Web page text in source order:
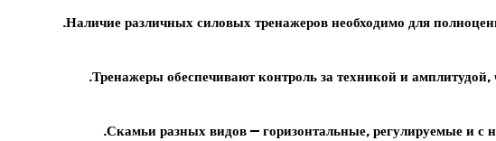
Наличие различных силовых тренажеров необходимо для
Тренажеры обеспечивают контроль за техникой и
Скамьи разных видов — горизонтальные, регулируемые и с